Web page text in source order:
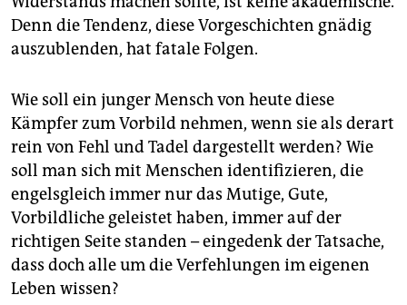
Denn die Tendenz, diese Vorgeschichten gnädig
auszublenden, hat fatale Folgen.
Wie soll ein junger Mensch von heute diese
Kämpfer zum Vorbild nehmen, wenn sie als derart
rein von Fehl und Tadel dargestellt werden? Wie
soll man sich mit Menschen identifizieren, die
engelsgleich immer nur das Mutige, Gute,
Vorbildliche geleistet haben, immer auf der
richtigen Seite standen – eingedenk der Tatsache,
dass doch alle um die Verfehlungen im eigenen
Leben wissen?